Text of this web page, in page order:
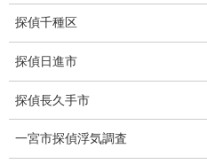
調査料金
浮気調査特別プラン
ストーカー関連調査料金
所在調査 家出調査料金
探偵千種区
探偵日進市
探偵長久手市
一宮市探偵浮気調査